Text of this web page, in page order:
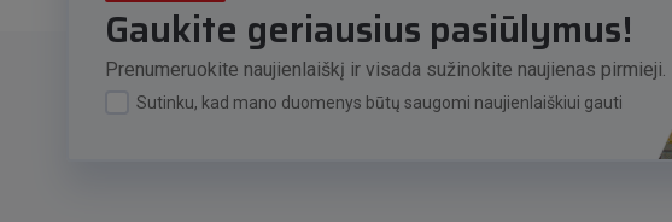
Gaukite geriausius pasiūlymus!
Prenumeruokite naujienlaiškį ir visada sužinokite naujienas pirmieji.
Sutinku, kad mano duomenys būtų saugomi naujienlaiškiui gauti